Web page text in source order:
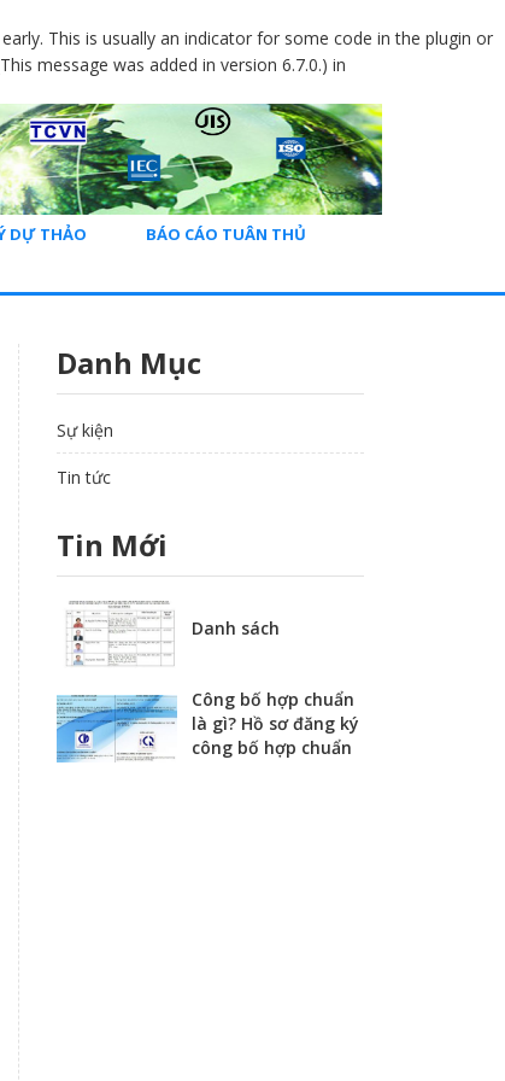
This is usually an indicator for some code in the plugin or
message was added in version 6.7.0.) in
DỰ THẢO
BÁO CÁO TUÂN THỦ
Danh Mục
Sự kiện
Tin tức
Tin Mới
Danh sách
Công bố hợp chuẩn
là gì? Hồ sơ đăng ký
công bố hợp chuẩn